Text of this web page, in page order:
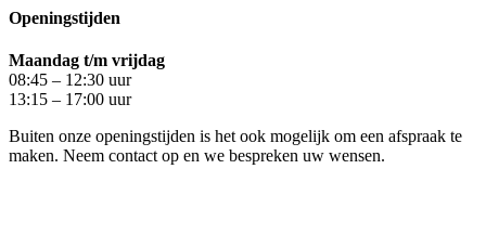
Openingstijden
Maandag t/m vrijdag
08:45 – 12:30 uur
13:15 – 17:00 uur
Buiten onze openingstijden is het ook mogelijk om een afspraak te
maken. Neem contact op en we bespreken uw wensen.